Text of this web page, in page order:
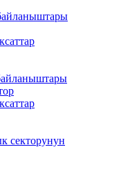
секторунун